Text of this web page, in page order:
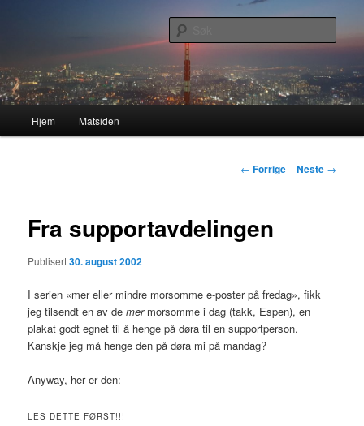
hovedinnholdet
Lasses hjemmeside
Hjem Matsiden
Innleggsnavigasjon
← Forrige Neste →
Fra supportavdelingen
Publisert30. august 2002
I serien «mer eller mindre morsomme e-poster på fredag», fikk
jeg tilsendt en av demermorsomme i dag (takk, Espen), en
plakat godt egnet til å henge på døra til en supportperson.
Kanskje jeg må henge den på døra mi på mandag?
Anyway, her er den:
LES DETTE FØRST!!!